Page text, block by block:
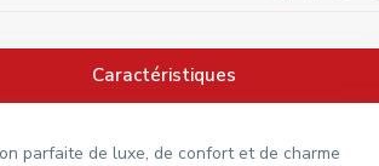
Caractéristiques
parfaite de luxe, de confort et de charme